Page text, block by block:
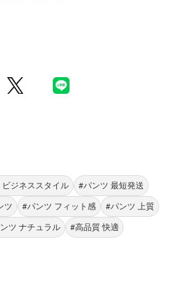
ビジネススタイル #パンツ 最短発送
ツ #パンツ フィット感 #パンツ 上質
ツ ナチュラル #高品質 快適